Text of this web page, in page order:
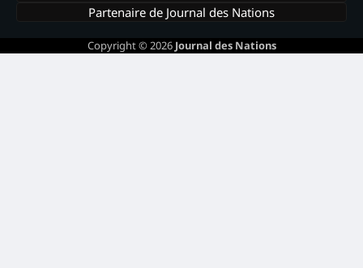
Partenaire de Journal des Nations
Copyright © 2026 Journal des Nations